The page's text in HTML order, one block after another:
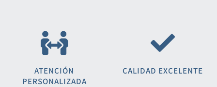
ATENCIÓN
PERSONALIZADA
CALIDAD EXCELENTE